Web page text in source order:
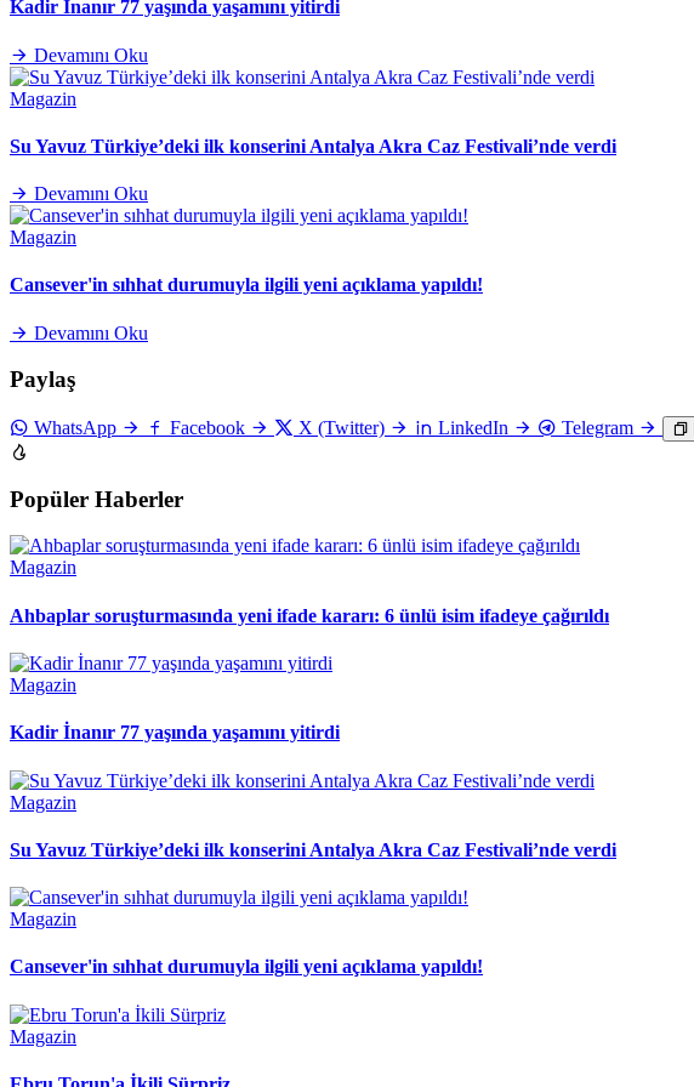
Kadir İnanır 77 yaşında yaşamını yitirdi
Devamını Oku
Magazin
Su Yavuz Türkiye’deki ilk konserini Antalya Akra Caz Festivali’nde verdi
Devamını Oku
Magazin
Cansever'in sıhhat durumuyla ilgili yeni açıklama yapıldı!
Devamını Oku
Paylaş
WhatsApp Facebook X (Twitter) LinkedIn Telegram
Popüler Haberler
Magazin
Ahbaplar soruşturmasında yeni ifade kararı: 6 ünlü isim ifadeye çağırıldı
Magazin
Kadir İnanır 77 yaşında yaşamını yitirdi
Magazin
Su Yavuz Türkiye’deki ilk konserini Antalya Akra Caz Festivali’nde verdi
Magazin
Cansever'in sıhhat durumuyla ilgili yeni açıklama yapıldı!
Magazin